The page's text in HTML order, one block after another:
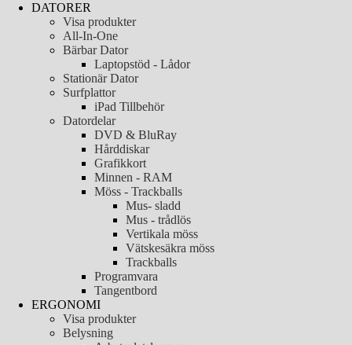
DATORER
Visa produkter
All-In-One
Bärbar Dator
Laptopstöd - Lådor
Stationär Dator
Surfplattor
iPad Tillbehör
Datordelar
DVD & BluRay
Hårddiskar
Grafikkort
Minnen - RAM
Möss - Trackballs
Mus- sladd
Mus - trådlös
Vertikala möss
Vätskesäkra möss
Trackballs
Programvara
Tangentbord
ERGONOMI
Visa produkter
Belysning